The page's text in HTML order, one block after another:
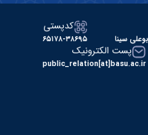
سینا
کدپستی
۶۵۱۷۸-۳۸۶۹۵
پست الکترونیک
public_relation[at]basu.ac.ir